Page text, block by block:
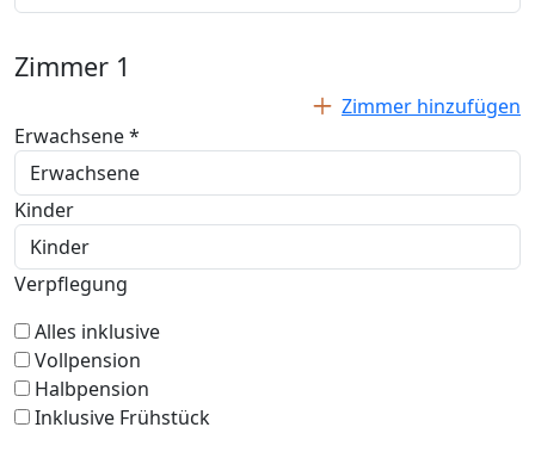
Zimmer 1
Zimmer hinzufügen
Erwachsene *
Kinder
Verpflegung
Alles inklusive
Vollpension
Halbpension
Inklusive Frühstück